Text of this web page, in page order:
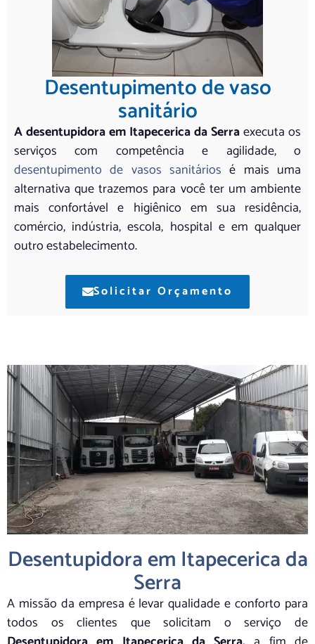
Desentupimento de vaso
sanitário
A desentupidora em Itapecerica da Serraexecuta os
serviços com competência e agilidade, o
desentupimento de vasos sanitários é mais uma
alternativa que trazemos para você ter um ambiente
mais confortável e higiênico em sua residência,
comércio, indústria, escola, hospital e em qualquer
outro estabelecimento.
Solicitar Orçamento
Desentupidora em Itapecerica da
Serra
A missão da empresa é levar qualidade e conforto para
todos os clientes que solicitam o serviço de